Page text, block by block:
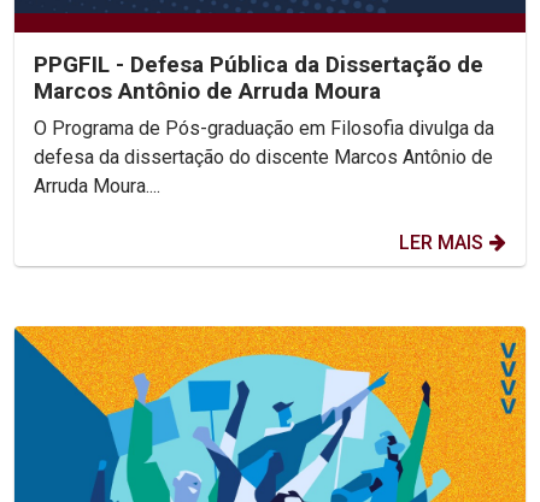
PPGFIL - Defesa Pública da Dissertação de
Marcos Antônio de Arruda Moura
O Programa de Pós-graduação em Filosofia divulga da
defesa da dissertação do discente Marcos Antônio de
Arruda Moura....
LER MAIS